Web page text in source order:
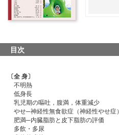
目次
〔全 身〕
不明熱
低身長
乳児期の嘔吐，腹満，体重減少
やせ─神経性無食欲症（神経性やせ症
肥満─内臓脂肪と皮下脂肪の評価
多飲・多尿